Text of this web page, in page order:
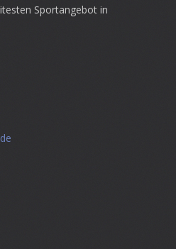
Sportangebot in